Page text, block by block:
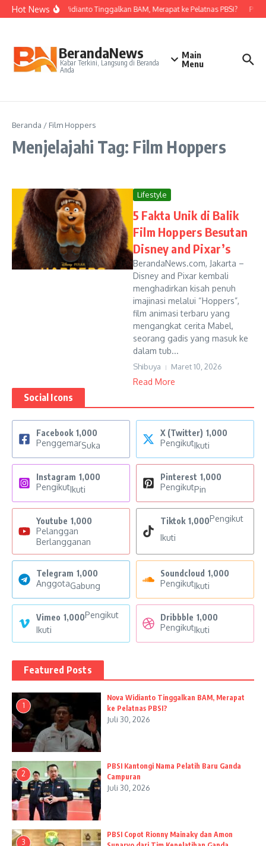
Lewati ke konten
Hot NewsNova Widianto Tinggalkan BAM, Merapat ke Pelatnas PBSI?
BerandaNews
Kabar Terkini, Langsung di Beranda
Anda
Main
Menu
Beranda / Film Hoppers
Menjelajahi Tag: Film Hoppers
Lifestyle
5 Fakta Unik di Balik
Film Hoppers Besutan
Disney and Pixar’s
BerandaNews.com, Jakarta –
Disney and Pixar kembali
menghadirkan kisah penuh
imajinasi melalui “Hoppers”,
film animasi terbaru yang
mengangkat cerita Mabel,
seorang gadis yang masuk ke
dalam tub...
Shibuya Maret 10, 2026
Read More
Social Icons
Facebook 1,000
PenggemarSuka
X (Twitter) 1,000
PengikutIkuti
Instagram 1,000
PengikutIkuti
Pinterest 1,000
PengikutPin
Youtube 1,000
Pelanggan
Berlangganan
Tiktok 1,000Pengikut
Ikuti
Telegram 1,000
AnggotaGabung
Soundcloud 1,000
PengikutIkuti
Vimeo 1,000Pengikut
Ikuti
Dribbble 1,000
PengikutIkuti
Featured Posts
1
Nova Widianto Tinggalkan BAM, Merapat
ke Pelatnas PBSI?
Juli 30, 2026
2
PBSI Kantongi Nama Pelatih Baru Ganda
Campuran
Juli 30, 2026
3
PBSI Copot Rionny Mainaky dan Amon